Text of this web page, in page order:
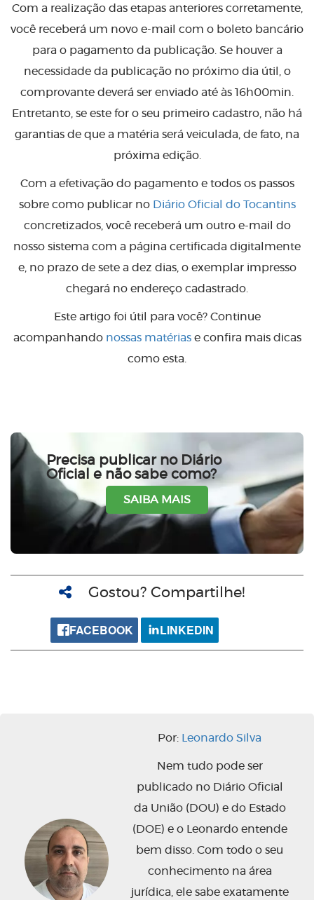
Com a realização das etapas anteriores corretamente,
você receberá um novo e-mail com o boleto bancário
para o pagamento da publicação. Se houver a
necessidade da publicação no próximo dia útil, o
comprovante deverá ser enviado até às 16h00min.
Entretanto, se este for o seu primeiro cadastro, não há
garantias de que a matéria será veiculada, de fato, na
próxima edição.
Com a efetivação do pagamento e todos os passos
sobre como publicar no Diário Oficial do Tocantins
concretizados, você receberá um outro e-mail do
nosso sistema com a página certificada digitalmente
e, no prazo de sete a dez dias, o exemplar impresso
chegará no endereço cadastrado.
Este artigo foi útil para você? Continue
acompanhandonossas matériase confira mais dicas
como esta.
Precisa publicar no Diário
Oficial e não sabe como?
SAIBA MAIS
Gostou? Compartilhe!
FACEBOOK LINKEDIN
Por: Leonardo Silva
Nem tudo pode ser
publicado no Diário Oficial
da União (DOU) e do Estado
(DOE) e o Leonardo entende
bem disso. Com todo o seu
conhecimento na área
jurídica, ele sabe exatamente